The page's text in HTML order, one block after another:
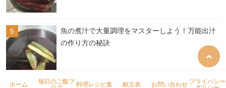
ホーム
毎日のご飯ブ 料理レシピ集 献立表 お問い合わせ プライバシー
魚の煮汁で大量調理をマスターしよう！万能出汁
の作り方の秘訣